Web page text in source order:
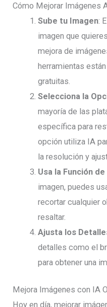
Cómo Mejorar Imágenes
Sube tu Imagen:
imagen que
mejora de
herramientas
gratuitas.
Selecciona la
mayoría de las
específica para
opción utiliza IA
la resolución y
Usa la Función
imagen, puedes
recortar cualquier
resaltar.
Ajusta los
detalles como el
para obtener una
Mejora Imágenes con IA
Hoy en día, mejorar